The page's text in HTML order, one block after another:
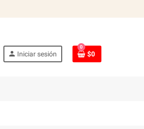
person Iniciar sesión
0
$0